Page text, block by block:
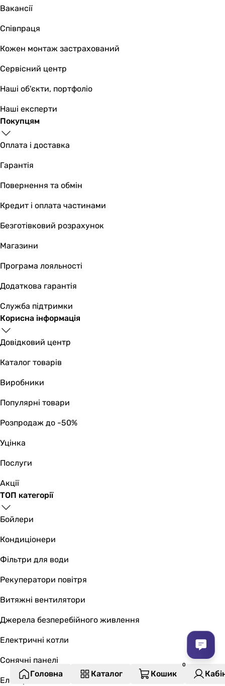
Вакансії
Співпраця
Кожен монтаж застрахований
Сервісний центр
Наші об'єкти, портфоліо
Наші експерти
Покупцям
Оплата і доставка
Гарантія
Повернення та обмін
Кредит і оплата частинами
Безготівковий розрахунок
Магазини
Програма лояльності
Додаткова гарантія
Служба підтримки
Корисна інформація
Довідковий центр
Каталог товарів
Виробники
Популярні товари
Розпродаж до -50%
Уцінка
Послуги
Акції
ТОП категорії
Бойлери
Кондиціонери
Фільтри для води
Рекуператори повітря
Витяжні вентилятори
Джерела безперебійного живлення
Електричні котли
Сонячні панелі
Електрична тепла підлога
Головна Каталог Кошик